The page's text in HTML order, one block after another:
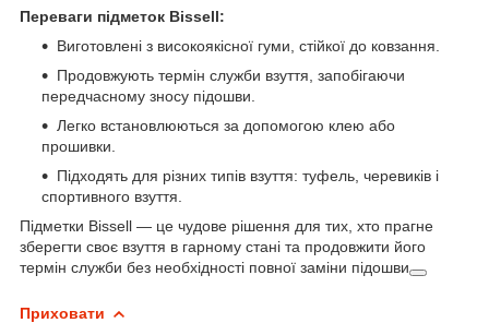
Переваги підметок Bissell:
Виготовлені з високоякісної гуми, стійкої до ковзання.
Продовжують термін служби взуття, запобігаючи
передчасному зносу підошви.
Легко встановлюються за допомогою клею або
прошивки.
Підходять для різних типів взуття: туфель, черевиків і
спортивного взуття.
Підметки Bissell — це чудове рішення для тих, хто прагне
зберегти своє взуття в гарному стані та продовжити його
термін служби без необхідності повної заміни підошви
Приховати